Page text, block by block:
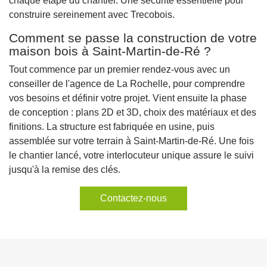
construire sereinement avec Trecobois.
Comment se passe la construction de votre
maison bois à Saint-Martin-de-Ré ?
Tout commence par un premier rendez-vous avec un
conseiller de l'agence de La Rochelle, pour comprendre
vos besoins et définir votre projet. Vient ensuite la phase
de conception : plans 2D et 3D, choix des matériaux et des
finitions. La structure est fabriquée en usine, puis
assemblée sur votre terrain à Saint-Martin-de-Ré. Une fois
le chantier lancé, votre interlocuteur unique assure le suivi
jusqu'à la remise des clés.
Contactez-nous